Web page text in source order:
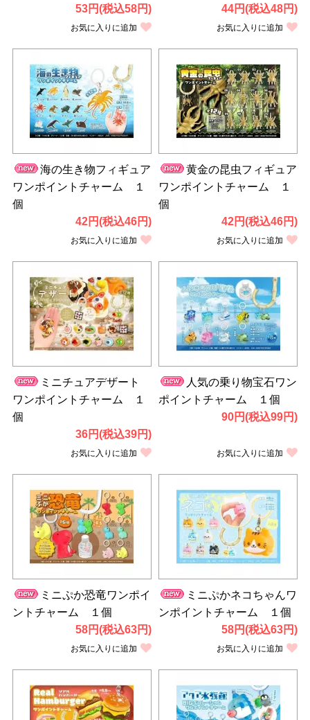
53円(税込58円)
お気に入りに追加
44円(税込48円)
お気に入りに追加
海の生き物フィギュア
ワンポイントチャーム １
個
42円(税込46円)
お気に入りに追加
黄金の昆虫フィギュア
ワンポイントチャーム １
個
42円(税込46円)
お気に入りに追加
ミニチュアデザート
ワンポイントチャーム １
個
36円(税込39円)
お気に入りに追加
人気の乗り物宝石ワン
ポイントチャーム １個
90円(税込99円)
お気に入りに追加
ミニぷか恐竜ワンポイ
ントチャーム １個
58円(税込63円)
お気に入りに追加
ミニぷかネコちゃんワ
ンポイントチャーム １個
58円(税込63円)
お気に入りに追加